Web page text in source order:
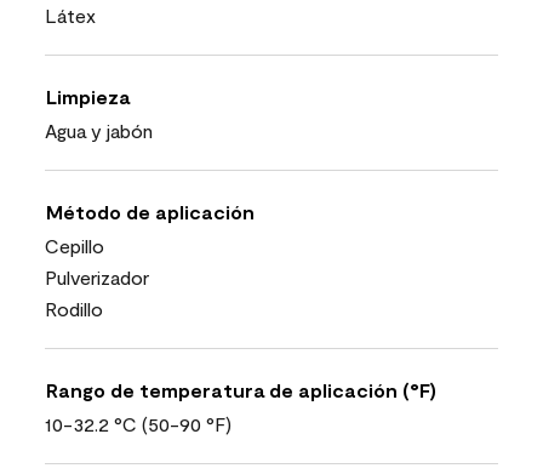
Látex
Limpieza
Agua y jabón
Método de aplicación
Cepillo
Pulverizador
Rodillo
Rango de temperatura de aplicación (°F)
10-32.2 °C (50-90 °F)